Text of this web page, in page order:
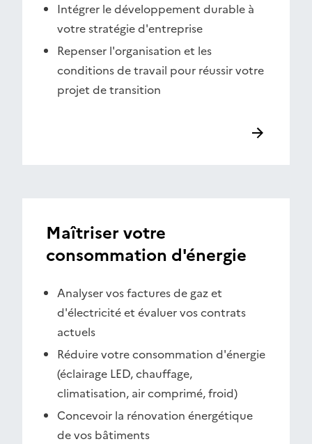
Intégrer le développement durable à
votre stratégie d'entreprise
Repenser l'organisation et les
conditions de travail pour réussir votre
projet de transition
Maîtriser votre
consommation d'énergie
Analyser vos factures de gaz et
d'électricité et évaluer vos contrats
actuels
Réduire votre consommation d'énergie
(éclairage LED, chauffage,
climatisation, air comprimé, froid)
Concevoir la rénovation énergétique
de vos bâtiments